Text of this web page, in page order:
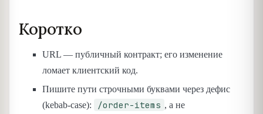
Коротко
URL — публичный контракт; его изменение
ломает клиентский код.
Пишите пути строчными буквами через дефис
(kebab-case):
/order-items , а не